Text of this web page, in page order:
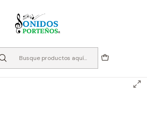
Instrumentos de Percusión